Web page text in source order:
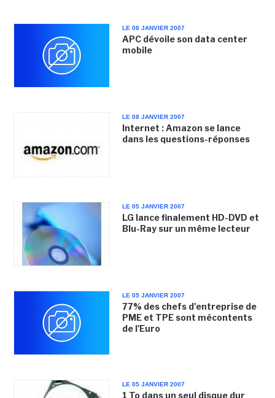
LE 08 JANVIER 2007
APC dévoile son data center
mobile
LE 08 JANVIER 2007
Internet : Amazon se lance
dans les questions-réponses
LE 05 JANVIER 2007
LG lance finalement HD-DVD et
Blu-Ray sur un même lecteur
LE 05 JANVIER 2007
77% des chefs d'entreprise de
PME et TPE sont mécontents
de l'Euro
LE 05 JANVIER 2007
1 To dans un seul disque dur